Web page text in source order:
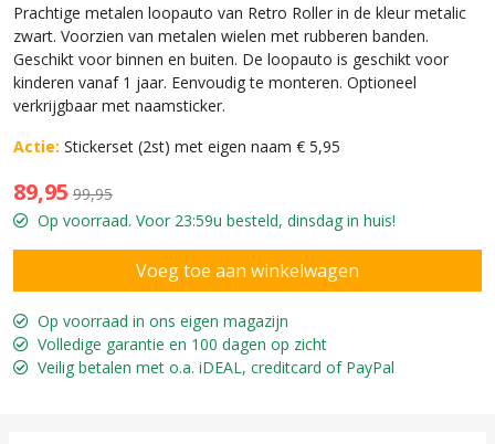
Prachtige metalen loopauto van Retro Roller in de kleur metalic
zwart. Voorzien van metalen wielen met rubberen banden.
Geschikt voor binnen en buiten. De loopauto is geschikt voor
kinderen vanaf 1 jaar. Eenvoudig te monteren. Optioneel
verkrijgbaar met naamsticker.
Actie: Stickerset (2st) met eigen naam € 5,95
89,95 99,95
Op voorraad. Voor 23:59u besteld, dinsdag in huis!
Op voorraad in ons eigen magazijn
Volledige garantie en 100 dagen op zicht
Veilig betalen met o.a. iDEAL, creditcard of PayPal